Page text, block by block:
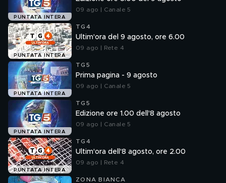
PUNTATA INTERA
09 ago | Canale 5
PUNTATA INTERA
TG4
Ultim'ora del 9 agosto, ore 6.00
09 ago | Rete 4
PUNTATA INTERA
TG5
Prima pagina - 9 agosto
09 ago | Canale 5
PUNTATA INTERA
TG5
Edizione ore 1.00 dell'8 agosto
09 ago | Canale 5
PUNTATA INTERA
TG4
Ultim'ora dell'8 agosto, ore 2.00
09 ago | Rete 4
ZONA BIANCA